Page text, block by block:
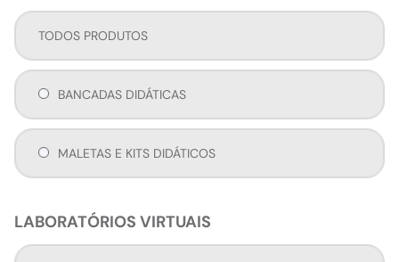
TODOS PRODUTOS
BANCADAS DIDÁTICAS
MALETAS E KITS DIDÁTICOS
LABORATÓRIOS VIRTUAIS